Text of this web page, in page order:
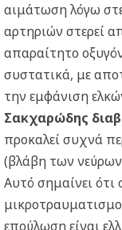
αιμάτωση λόγω
αρτηριών στερεί
απαραίτητο
συστατικά, με
την εμφάνιση
Σακχαρώδης
προκαλεί συχνά
(βλάβη των
Αυτό σημαίνει ότι
επούλωση είναι